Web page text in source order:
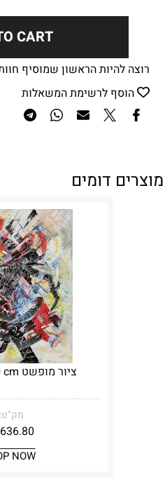
CART
רוצה להיות הראשון שמוסיף
הוסף לרשימת המשאלות
מוצרים דומים
ציור מופשט 60x50 cm ייחודי
NOW